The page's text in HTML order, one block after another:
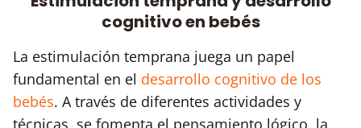
cognitivo en bebés
La estimulación temprana juega un papel
fundamental en el desarrollo cognitivo de los
bebés. A través de diferentes actividades y
técnicas, se fomenta el pensamiento lógico, la